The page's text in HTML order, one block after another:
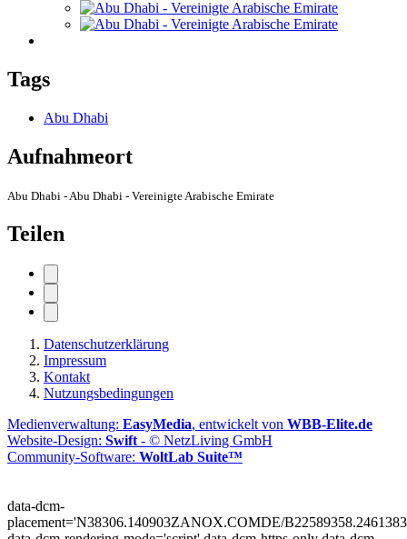
Tags
Abu Dhabi
Aufnahmeort
Abu Dhabi - Abu Dhabi - Vereinigte Arabische Emirate
Teilen
Datenschutzerklärung
Impressum
Kontakt
Nutzungsbedingungen
Medienverwaltung: EasyMedia, entwickelt von WBB-Elite.de
Website-Design: Swift - © NetzLiving GmbH
Community-Software: WoltLab Suite™
data-dcm-
placement='N38306.140903ZANOX.COMDE/